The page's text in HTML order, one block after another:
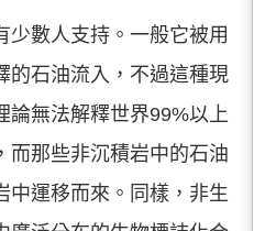
少數人支持。一般它被用
的石油流入，不過這種現
論無法解釋世界99%以上
而那些非沉積岩中的石油
中運移而來。同樣，非生